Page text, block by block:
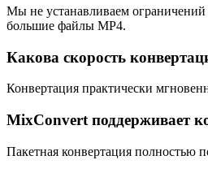
Мы не устанавливаем
большие файлы MP4.
Какова скорость
Конвертация практически
MixConvert поддерживает
Пакетная конвертация полностью